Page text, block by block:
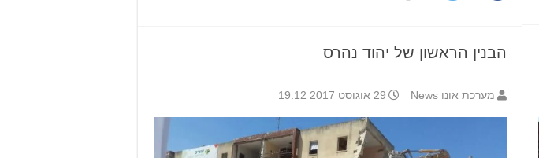
הבנין הראשון של יהוד נהרס
מערכת אונו News 29 אוגוסט 2017 19:12